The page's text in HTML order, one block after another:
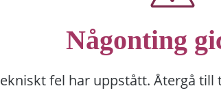
Någonting
fel har uppstått. Återgå till